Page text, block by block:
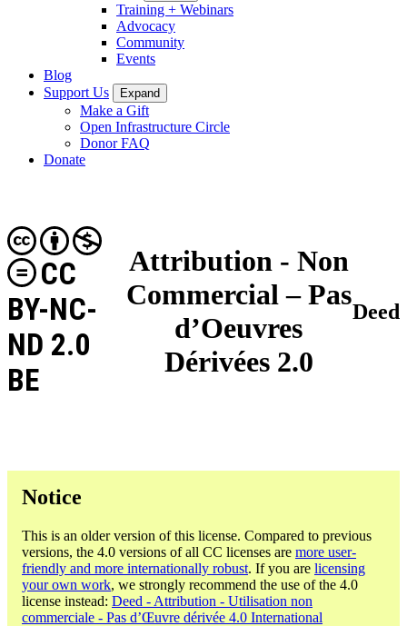
Training + Webinars
Advocacy
Community
Events
Blog
Support Us
Expand
Make a Gift
Open Infrastructure Circle
Donor FAQ
Donate
Attribution - Non
Commercial – Pas
d’Oeuvres
Dérivées 2.0
CC
BY-NC-
ND 2.0
BE
Deed
Notice
This is an older version of this license. Compared to previous
versions, the 4.0 versions of all CC licenses are more user-
friendly and more internationally robust. If you are licensing
your own work, we strongly recommend the use of the 4.0
license instead: Deed - Attribution - Utilisation non
commerciale - Pas d’Œuvre dérivée 4.0 International